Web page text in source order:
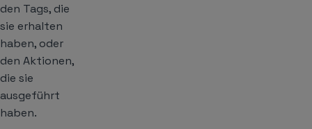
den Tags, die
sie erhalten
haben, oder
den Aktionen,
die sie
ausgeführt
haben.